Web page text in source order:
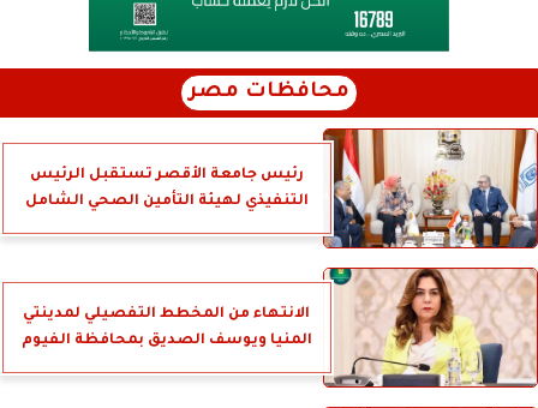
محافظات مصر
رئيس جامعة الأقصر تستقبل الرئيس
التنفيذي لهيئة التأمين الصحي الشامل
الانتهاء من المخطط التفصيلي لمدينتي
المنيا ويوسف الصديق بمحافظة الفيوم